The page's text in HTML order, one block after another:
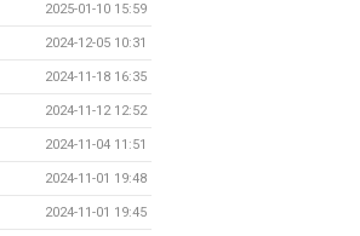
2025-01-10 15:59
2024-12-05 10:31
2024-11-18 16:35
2024-11-12 12:52
2024-11-04 11:51
2024-11-01 19:48
2024-11-01 19:45